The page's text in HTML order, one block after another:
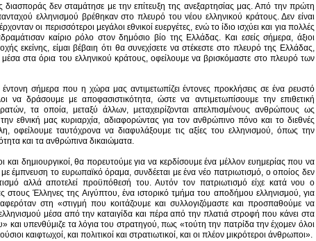
δεν σταμάτησε με την επίτευξη της ανεξαρτησίας μας. Από την πρώτη
ελληνισμού βρέθηκαν στο πλευρό του νέου ελληνικού κράτους. Δεν είναι
οι περισσότεροι μεγάλοι εθνικοί ευεργέτες, ενώ το ίδιο ισχύει και για πολλές
καίριο ρόλο στον δημόσιο βίο της Ελλάδας. Και εσείς σήμερα, άξιοι
εκείνης, είμαι βέβαιη ότι θα συνεχίσετε να στέκεστε στο πλευρό της Ελλάδας,
στα όρια του ελληνικού κράτους, οφείλουμε να βρισκόμαστε στο πλευρό των
σήμερα που η χώρα μας αντιμετωπίζει έντονες προκλήσεις σε ένα ρευστό
να δράσουμε με αποφασιστικότητα, ώστε να αντιμετωπίσουμε την επιθετική
τα οποία, μεταξύ άλλων, μεταχειρίζονται απελπισμένους ανθρώπους ως
εθνική μας κυριαρχία, αδιαφορώντας για τον ανθρώπινο πόνο και το διεθνές
οφείλουμε ταυτόχρονα να διαφυλάξουμε τις αξίες του ελληνισμού, όπως την
και τα ανθρώπινα δικαιώματα.
και δημιουργικοί, θα πορευτούμε για να κερδίσουμε ένα μέλλον ευημερίας που να
έμπνευση το ευρωπαϊκό όραμα, συνδέεται με ένα νέο πατριωτισμό, ο οποίος δεν
αλλά αποτελεί προϋπόθεσή του. Αυτόν τον πατριωτισμό είχε κατά νου ο
στους Έλληνες της Αιγύπτου, ένα ιστορικό τμήμα του αποδήμου ελληνισμού, για
στη «στιγμή που κοιτάζουμε και συλλογιζόμαστε και προσπαθούμε να
μέσα από την καταιγίδα και πέρα από την πλατιά στροφή που κάνει στα
και υπενθύμιζε τα λόγια του στρατηγού, πως «τούτη την πατρίδα την έχομεν όλοι
καιφτωχοί, και πολιτικοί και στρατιωτικοί, και οι πλέον μικρότεροι άνθρωποι».